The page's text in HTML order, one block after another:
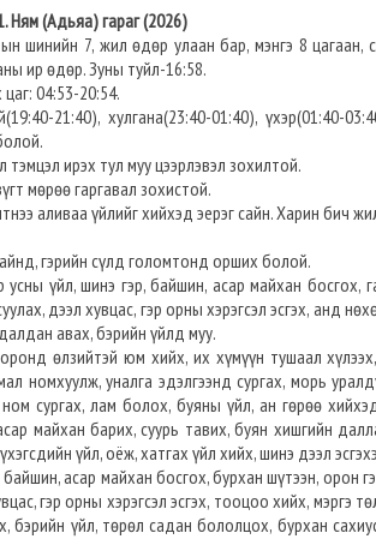
Ням (Адьяа) гараг (2026)
шинийн 7, жил өдөр улаан бар, мэнгэ 8 цагаан,
ир өдөр. Зуны туйл-16:58.
04:53-20:54.
21:40), хулгана(23:40-01:40), үхэр(01:40-
тэмцэл ирэх тул муу цээрлэвэл зохилтой.
мөрөө гаргавал зохистой.
аливаа үйлийг хийхэд эерэг сайн. Харин бич
гэрийн сүлд голомтонд орших болой.
усны үйл, шинэ гэр, байшин, асар майхан босгох,
дээл хувцас, гэр орны хэрэгсэл эсгэх, анд
авах, бэрийн үйлд муу.
өлзийтэй юм хийх, их хүмүүн тушаал
номхуулж, уналга эдэлгээнд сургах, морь
сургах, лам болох, буяны үйл, ан гөрөө
майхан барих, суурь тавих, буян хишгийн
үйл, оёж, хатгах үйл хийх, шинэ дээл
асар майхан босгох, бурхан шүтээн, орон
гэр орны хэрэгсэл эсгэх, тооцоо хийх, мэргэ
бэрийн үйл, төрөл садан бололцох, бурхан